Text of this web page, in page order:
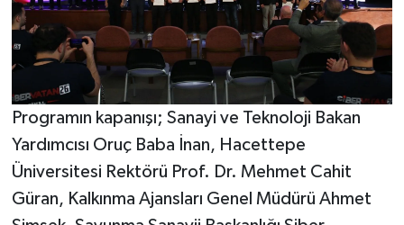
Programın kapanışı; Sanayi ve Teknoloji Bakan
Yardımcısı Oruç Baba İnan, Hacettepe
Üniversitesi Rektörü Prof. Dr. Mehmet Cahit
Güran, Kalkınma Ajansları Genel Müdürü Ahmet